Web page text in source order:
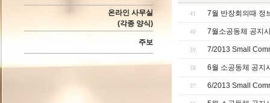
온라인 사무실
(각종 양식)
주보
41 7월 반장회의때 정
40 7월소공동체 공지
39 7/2013 Small
38 6월 소공동체 공지
37 6/2013 Small